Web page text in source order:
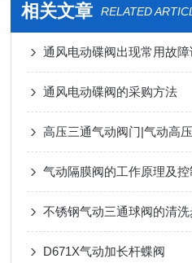
相关文章 RELATED
通风电动碟阀出现常用故障
通风电动碟阀的采购方法
高压三通气动阀门|气动高
气动隔膜阀的工作原理及
不锈钢气动三通球阀的清洗
D671X气动加长杆蝶阀